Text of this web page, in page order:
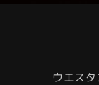
ウエス